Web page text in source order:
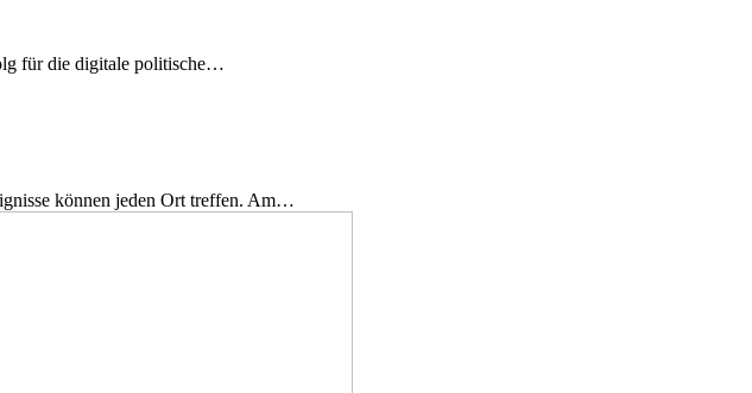
für die digitale politische…
können jeden Ort treffen. Am…